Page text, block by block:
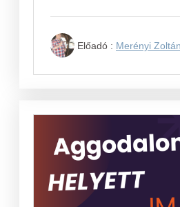
Előadó : Merényi Zoltán